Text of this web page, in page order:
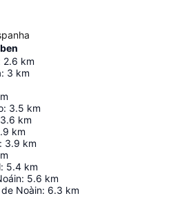
2.6 km
: 3 km
: 3.5 km
3.6 km
km
: 3.9 km
: 5.4 km
: 5.6 km
Noàin: 6.3 km